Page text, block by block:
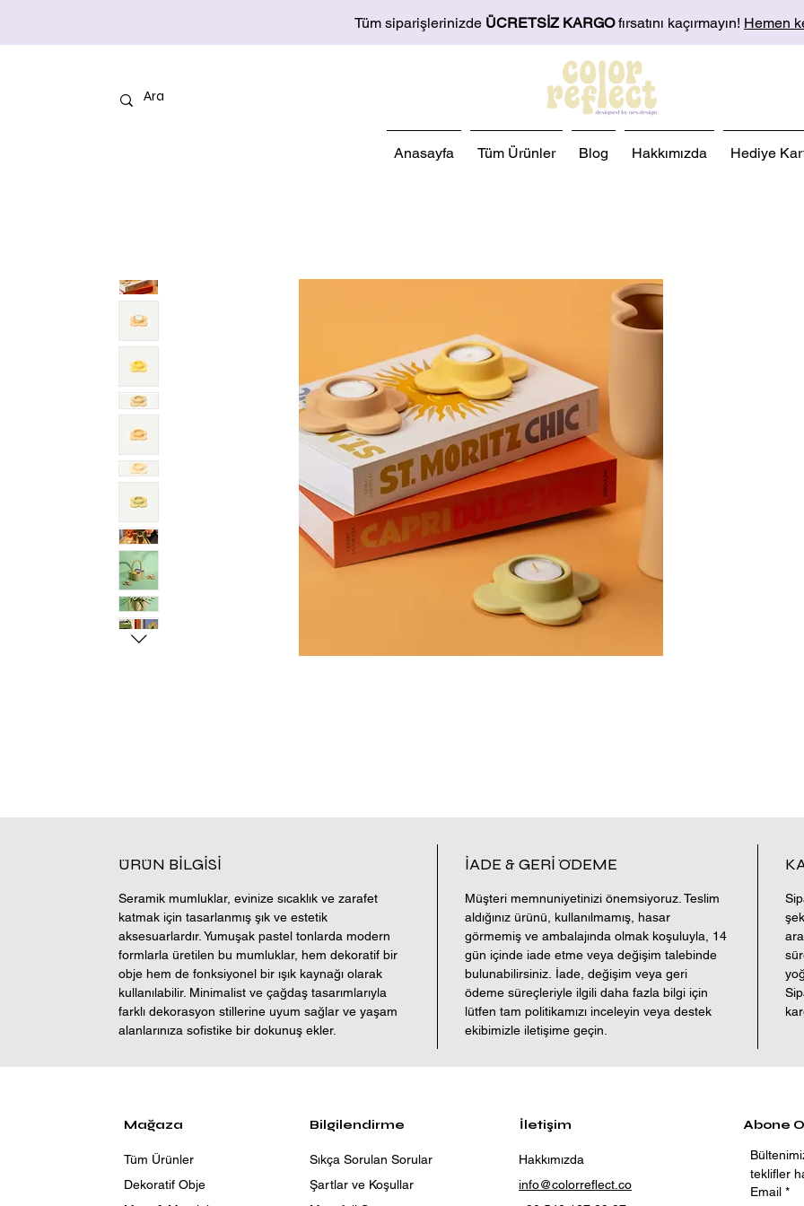
Tüm siparişlerinizde ÜCRETSİZ KARGOfırsatını kaçırmayın! Hemen
Anasayfa Tüm Ürünler Blog Hakkımızda Hediye
ÜRÜN BİLGİSİ
Seramik mumluklar, evinize sıcaklık ve zarafet
katmak için tasarlanmış şık ve estetik
aksesuarlardır. Yumuşak pastel tonlarda modern
formlarla üretilen bu mumluklar, hem dekoratif bir
obje hem de fonksiyonel bir ışık kaynağı olarak
kullanılabilir. Minimalist ve çağdaş tasarımlarıyla
farklı dekorasyon stillerine uyum sağlar ve yaşam
alanlarınıza sofistike bir dokunuş ekler.
İADE & GERİ ÖDEME
Müşteri memnuniyetinizi önemsiyoruz. Teslim
aldığınız ürünü, kullanılmamış, hasar
görmemiş ve ambalajında olmak koşuluyla, 14
gün içinde iade etme veya değişim talebinde
bulunabilirsiniz. İade, değişim veya geri
ödeme süreçleriyle ilgili daha fazla bilgi için
lütfen tam politikamızı inceleyin veya destek
ekibimizle iletişime geçin.
Mağaza
Tüm Ürünler
Dekoratif Obje
Bilgilendirme
Sıkça Sorulan Sorular
Şartlar ve Koşullar
İletişim
Hakkımızda
info@colorreflect.co
Abone
teklifler
Email *